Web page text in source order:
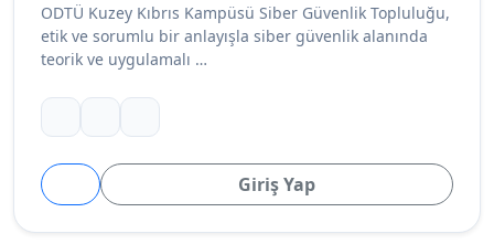
ODTÜ Kuzey Kıbrıs Kampüsü Siber Güvenlik Topluluğu,
etik ve sorumlu bir anlayışla siber güvenlik alanında
teorik ve uygulamalı …
Giriş Yap